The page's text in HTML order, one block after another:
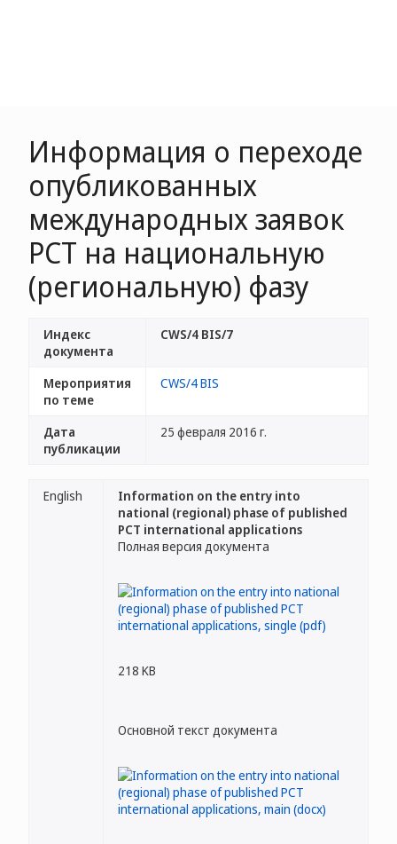
Информация о переходе
опубликованных
международных заявок
PCT на национальную
(региональную) фазу
Индекс
документа
CWS/4 BIS/7
Мероприятия
по теме
CWS/4 BIS
Дата
публикации
25 февраля 2016 г.
English
Information on the entry into
national (regional) phase of published
PCT international applications
Полная версия документа
218 KB
Основной текст документа